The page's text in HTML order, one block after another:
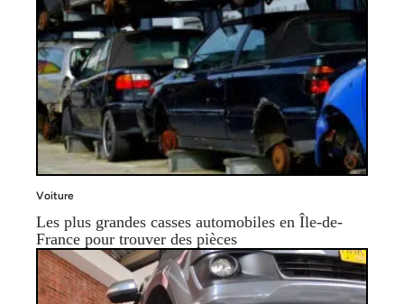
Voiture
Les plus grandes casses automobiles en Île-de-
France pour trouver des pièces